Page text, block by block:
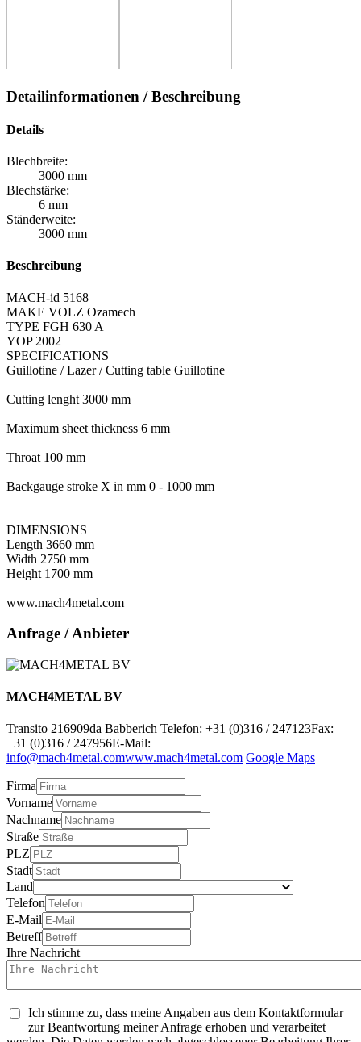
Detailinformationen / Beschreibung
Details
Blechbreite:
3000 mm
Blechstärke:
6 mm
Ständerweite:
3000 mm
Beschreibung
MACH-id 5168
MAKE VOLZ Ozamech
TYPE FGH 630 A
YOP 2002
SPECIFICATIONS
Guillotine / Lazer / Cutting table Guillotine
Cutting lenght 3000 mm
Maximum sheet thickness 6 mm
Throat 100 mm
Backgauge stroke X in mm 0 - 1000 mm
DIMENSIONS
Length 3660 mm
Width 2750 mm
Height 1700 mm
www.mach4metal.com
Anfrage / Anbieter
MACH4METAL BV
Transito 216909da Babberich Telefon: +31 (0)316 / 247123Fax:
+31 (0)316 / 247956E-Mail:
info@mach4metal.comwww.mach4metal.com Google Maps
Firma
Vorname
Nachname
Straße
PLZ
Stadt
Land
Telefon
E-Mail
Betreff
Ihre Nachricht
Ich stimme zu, dass meine Angaben aus dem Kontaktformular
zur Beantwortung meiner Anfrage erhoben und verarbeitet